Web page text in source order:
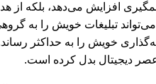
افزایش می‌دهد، بلکه
خویش را به حداکثر
دیجیتال بدل کرده است.